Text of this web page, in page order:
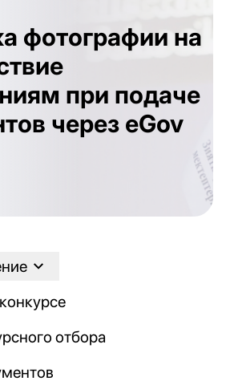
фотографии на
при подаче
через eGov
отбора